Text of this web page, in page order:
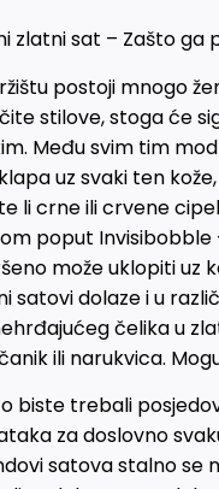
zlatni sat – Zašto ga
postoji mnogo
stilove, stoga će
Među svim tim
uz svaki ten
li crne ili crvene
poput Invisibobble
može uklopiti uz
satovi dolaze i u
čelika u
ili narukvica.
biste trebali
za doslovno
satova stalno se